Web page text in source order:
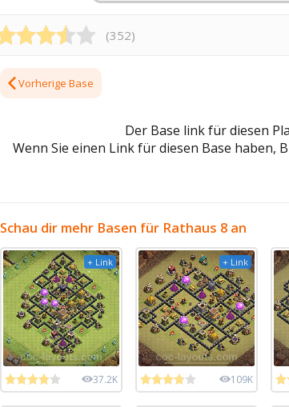
(352)
Vorherige Base
Der Base link für diesen
Wenn Sie einen Link für diesen Base haben,
Schau dir mehr Basen für Rathaus 8 an
+ Link
37.2K
+ Link
109K